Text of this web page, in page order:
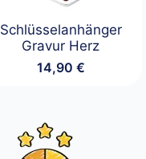
Schlüsselanhänger
Gravur Herz
14,90 €